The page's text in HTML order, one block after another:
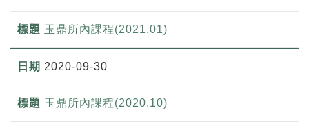
玉鼎所內課程(2021.01)
2020-09-30
玉鼎所內課程(2020.10)